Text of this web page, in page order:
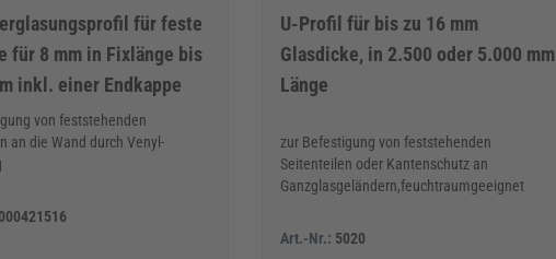
für feste
für 8 mm in Fixlänge bis
inkl. einer Endkappe
von feststehenden
an die Wand durch Venyl-
U-Profil für bis zu 16 mm
Glasdicke, in 2.500 oder 5.000 mm
Länge
zur Befestigung von feststehenden
Seitenteilen oder Kantenschutz an
Ganzglasgeländern,feuchtraumgeeignet
Art.-Nr.: 5020